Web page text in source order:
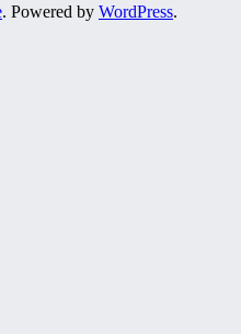
. Powered by WordPress.